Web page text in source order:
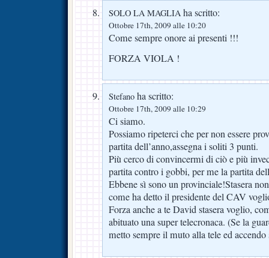
SOLO LA MAGLIA ha scritto:
Ottobre 17th, 2009 alle 10:20
Come sempre onore ai presenti !!!
FORZA VIOLA !
Stefano ha scritto:
Ottobre 17th, 2009 alle 10:29
Ci siamo.
Possiamo ripeterci che per non essere
partita dell’anno,assegna i soliti 3 punti.
Più cerco di convincermi di ciò e più
partita contro i gobbi, per me la partita
Ebbene sì sono un provinciale!Stasera
come ha detto il presidente del CAV
Forza anche a te David stasera voglio,
abituato una super telecronaca. (Se la
metto sempre il muto alla tele ed accendo